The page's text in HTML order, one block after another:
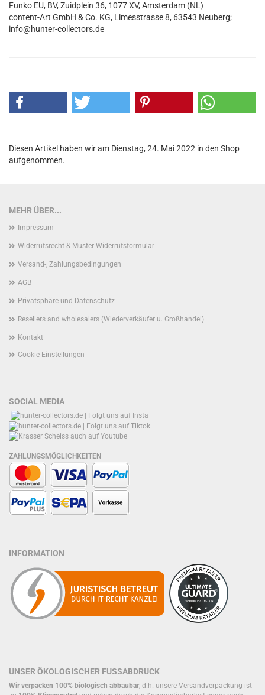
Funko EU, BV, Zuidplein 36, 1077 XV, Amsterdam (NL)
content-Art GmbH & Co. KG, Limesstrasse 8, 63543 Neuberg;
info@hunter-collectors.de
Diesen Artikel haben wir am Dienstag, 24. Mai 2022 in den Shop
aufgenommen.
MEHR ÜBER...
Impressum
Widerrufsrecht & Muster-Widerrufsformular
Versand-, Zahlungsbedingungen
AGB
Privatsphäre und Datenschutz
Resellers and wholesalers (Wiederverkäufer u. Großhandel)
Kontakt
Cookie Einstellungen
SOCIAL MEDIA
ZAHLUNGSMÖGLICHKEITEN
INFORMATION
UNSER ÖKOLOGISCHER FUSSABDRUCK
Wir verpacken 100% biologisch abbaubar, d.h. unsere Versandverpackung ist